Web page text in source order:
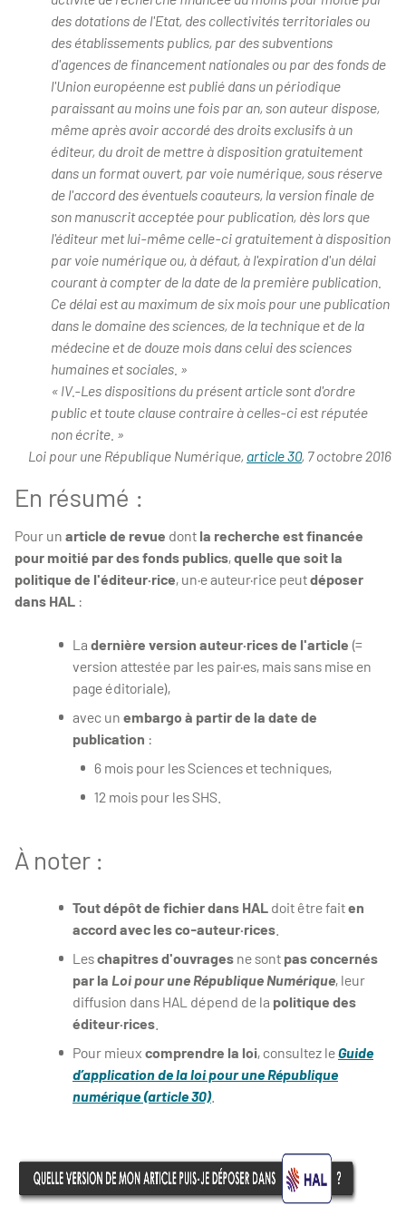
des dotations de l'Etat, des collectivités territoriales ou
des établissements publics, par des subventions
d'agences de financement nationales ou par des fonds de
l'Union européenne est publié dans un périodique
paraissant au moins une fois par an, son auteur dispose,
même après avoir accordé des droits exclusifs à un
éditeur, du droit de mettre à disposition gratuitement
dans un format ouvert, par voie numérique, sous réserve
de l'accord des éventuels coauteurs, la version finale de
son manuscrit acceptée pour publication, dès lors que
l'éditeur met lui-même celle-ci gratuitement à disposition
par voie numérique ou, à défaut, à l'expiration d'un délai
courant à compter de la date de la première publication.
Ce délai est au maximum de six mois pour une publication
dans le domaine des sciences, de la technique et de la
médecine et de douze mois dans celui des sciences
humaines et sociales. »
« IV.-Les dispositions du présent article sont d'ordre
public et toute clause contraire à celles-ci est réputée
non écrite. »
Loi pour une République Numérique, article 30, 7 octobre 2016
En résumé :
Pour un article de revue dont la recherche est financée
pour moitié par des fonds publics,quelle que soit la
politique de l'éditeur·rice, un·e auteur·rice peutdéposer
dans HAL :
La dernière version auteur·rices de l'article (=
version attestée par les pair·es, mais sans mise en
page éditoriale),
avec un embargo à partir de la date de
publication :
6 mois pour les Sciences et techniques,
12 mois pour les SHS.
À noter :
Tout dépôt de fichier dans HAL doit être faiten
accord avec les co-auteur·rices
Leschapitres d'ouvrages ne sont pas concernés
par la Loi pour une République Numérique, leur
diffusion dans HAL dépend de la politique des
éditeur·rices
Pour mieux comprendre la loi, consultez leGuide
d’application de la loi pour une République
numérique (article 30).